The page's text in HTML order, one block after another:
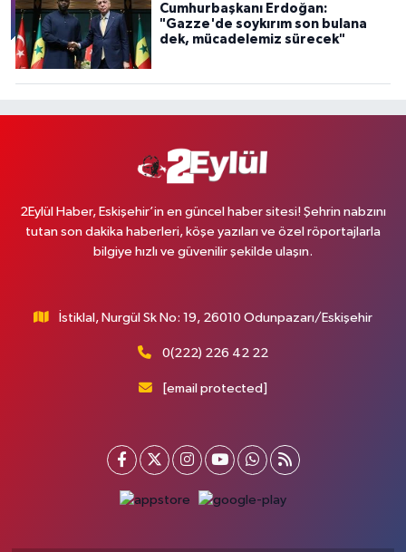
Cumhurbaşkanı Erdoğan:
"Gazze'de soykırım son bulana
dek, mücadelemiz sürecek"
2Eylül Haber, Eskişehir’in en güncel haber sitesi! Şehrin nabzını
tutan son dakika haberleri, köşe yazıları ve özel röportajlarla
bilgiye hızlı ve güvenilir şekilde ulaşın.
İstiklal, Nurgül Sk No: 19, 26010 Odunpazarı/Eskişehir
0(222) 226 42 22
[email protected]